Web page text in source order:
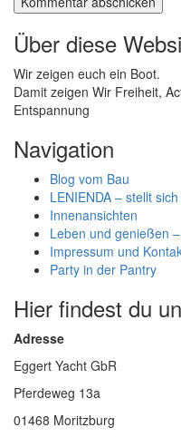
Über diese
Wir zeigen euch ein Boot.
Damit zeigen Wir Freiheit,
Entspannung
Navigation
Blog vom Bau
LENIENDA – stellt
Innenansichten
Leben und genießen
Impressum und
Party in der Pantry
Hier findest du
Adresse
Eggert Yacht GbR
Pferdeweg 13a
01468 Moritzburg